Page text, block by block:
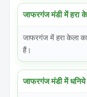
जाफरगंज मंडी में हरा
जाफरगंज में हरा केला
हैं।
जाफरगंज मंडी में